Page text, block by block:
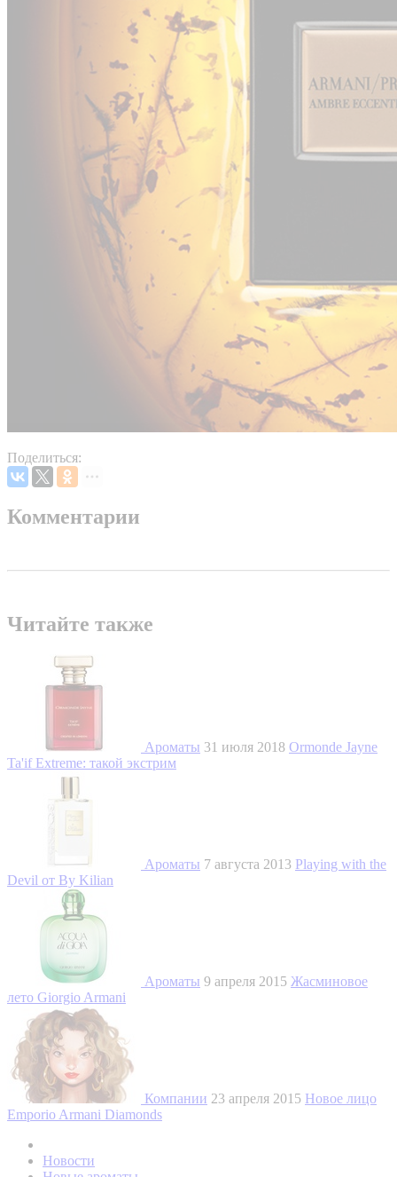
Поделиться:
Комментарии
Читайте также
Ароматы 31 июля 2018 Ormonde Jayne
Ta'if Extreme: такой экстрим
Ароматы 7 августа 2013 Playing with the
Devil от By Kilian
Ароматы 9 апреля 2015 Жасминовое
лето Giorgio Armani
Компании 23 апреля 2015 Новое лицо
Emporio Armani Diamonds
Новости